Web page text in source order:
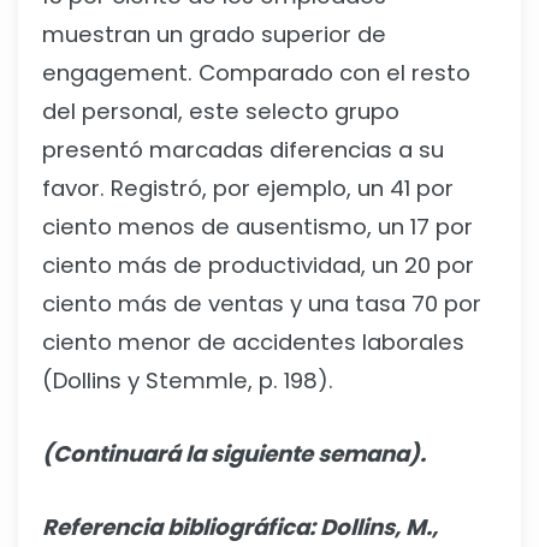
muestran un grado superior de
engagement. Comparado con el resto
del personal, este selecto grupo
presentó marcadas diferencias a su
favor. Registró, por ejemplo, un 41 por
ciento menos de ausentismo, un 17 por
ciento más de productividad, un 20 por
ciento más de ventas y una tasa 70 por
ciento menor de accidentes laborales
(Dollins y Stemmle, p. 198).
(Continuará la siguiente semana).
Referencia bibliográfica: Dollins, M.,